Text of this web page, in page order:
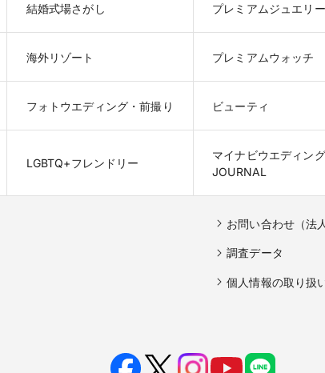
結婚式場さがし プレミアムジュエリー
海外リゾート プレミアムウォッチ
フォトウエディング・前撮り ビューティ
LGBTQ+フレンドリー
マイナビウエディング
JOURNAL
お問い合わせ（法
調査データ
個人情報の取り扱